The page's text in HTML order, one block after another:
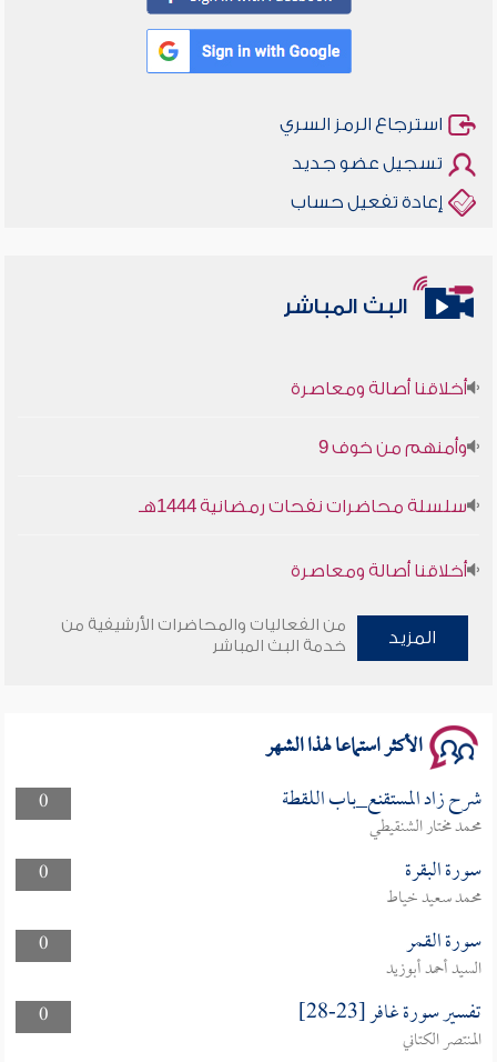
استرجاع الرمز السري
تسجيل عضو جديد
إعادة تفعيل حساب
البث المباشر
أخلاقنا أصالة ومعاصرة
وأمنهم من خوف 9
سلسلة محاضرات نفحات رمضانية 1444هـ
أخلاقنا أصالة ومعاصرة
وأمنهم من خوف 9
المزيد
من الفعاليات والمحاضرات الأرشيفية من
خدمة البث المباشر
الأكثر استماعا لهذا الشهر
0 شرح زاد المستقنع_باب اللقطة
محمد مختار الشنقيطي
0
سورة البقرة
محمد سعيد خياط
0
سورة القمر
السيد أحمد أبوزيد
0
تفسير سورة غافر [23-28]
المنتصر الكتاني